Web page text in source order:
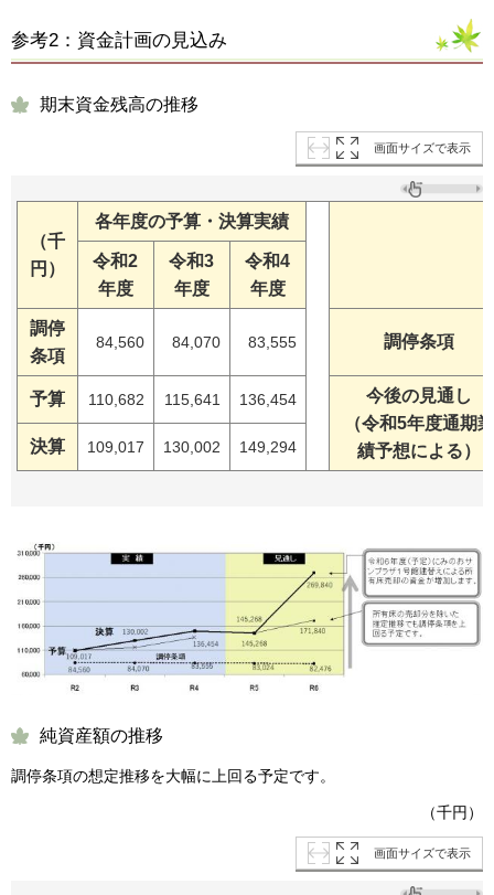
参考2：資金計画の見込み
期末資金残高の推移
画面サイズで表示
（千
円）
各年度の予算・決算実績
令和2
年度
令和3
年度
令和4
年度
調停
条項
84,560 84,070 83,555 調停条項
予算 110,682 115,641 136,454
今後の見通し
（令和5年度通期業
績予想による）
決算 109,017 130,002 149,294
純資産額の推移
調停条項の想定推移を大幅に上回る予定です。
（千円）
画面サイズで表示